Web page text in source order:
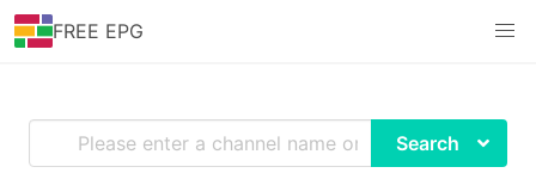
FREE EPG
Search